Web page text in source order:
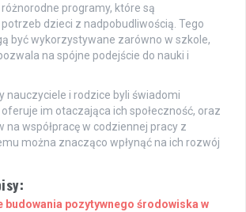
programy, które są
dzieci z nadpobudliwością. Tego
być wykorzystywane zarówno w szkole,
na spójne podejście do nauki i
nauczyciele i rodzice byli świadomi
im otaczająca ich społeczność, oraz
na współpracę w codziennej pracy z
można znacząco wpłynąć na ich rozwój
budowania pozytywnego środowiska w